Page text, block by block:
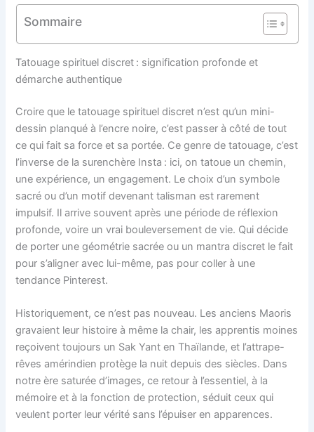
Sommaire
Tatouage spirituel discret : signification profonde et
démarche authentique
Croire que le tatouage spirituel discret n’est qu’un mini-
dessin planqué à l’encre noire, c’est passer à côté de tout
ce qui fait sa force et sa portée. Ce genre de tatouage, c’est
l’inverse de la surenchère Insta : ici, on tatoue un chemin,
une expérience, un engagement. Le choix d’un symbole
sacré ou d’un motif devenant talisman est rarement
impulsif. Il arrive souvent après une période de réflexion
profonde, voire un vrai bouleversement de vie. Qui décide
de porter une géométrie sacrée ou un mantra discret le fait
pour s’aligner avec lui-même, pas pour coller à une
tendance Pinterest.
Historiquement, ce n’est pas nouveau. Les anciens Maoris
gravaient leur histoire à même la chair, les apprentis moines
reçoivent toujours un Sak Yant en Thaïlande, et l’attrape-
rêves amérindien protège la nuit depuis des siècles. Dans
notre ère saturée d’images, ce retour à l’essentiel, à la
mémoire et à la fonction de protection, séduit ceux qui
veulent porter leur vérité sans l’épuiser en apparences.